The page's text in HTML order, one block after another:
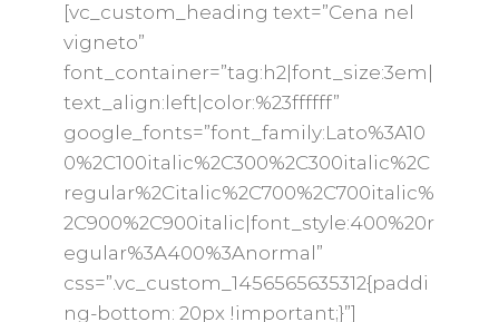
[vc_custom_heading text=”Cena nel
vigneto”
font_container=”tag:h2|font_size:3em|
text_align:left|color:%23ffffff”
google_fonts=”font_family:Lato%3A10
0%2C100italic%2C300%2C300italic%2C
regular%2Citalic%2C700%2C700italic%
2C900%2C900italic|font_style:400%20r
egular%3A400%3Anormal”
css=”.vc_custom_1456565635312{paddi
ng-bottom: 20px !important;}”]